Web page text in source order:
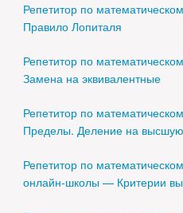
Репетитор по
Правило Лопиталя
Репетитор по
Замена на эквивалентные
Репетитор по
Пределы. Деление на
Репетитор по
онлайн-школы — Критерии